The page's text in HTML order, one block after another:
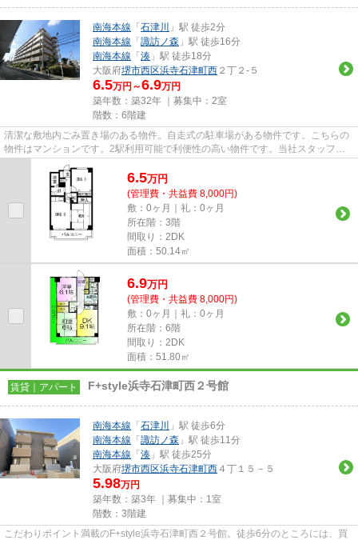
南海本線 「 石津川
」駅 徒歩2分
南海本線 「 諏訪ノ森 」駅 徒歩16分
南海本線 「 湊 」駅 徒歩18分
大阪府堺市西区浜寺石津町西 ２丁２-５
6.5万円～6.9万円
築年数：築32年 ｜募集中： 2室
階数：6階建
清潔な敷地内ごみ置き場のある物件。自走式の駐車場がある物件です。こちらの
物件はマンションです。2駅利用可能で利便性の高い物件です。当社スタッフが
地域の賃貸情報をご提供いたし...
6.5万円
(管理費・共益費 8,000円)
敷：0ヶ月｜礼：0ヶ月
所在階：3階
間取り：2DK
面積：50.14㎡
6.9万円
(管理費・共益費 8,000円)
敷：0ヶ月｜礼：0ヶ月
所在階：6階
間取り：2DK
面積：51.80㎡
賃貸｜アパート F+style浜寺石津町西２号館
南海本線 「 石津川
」駅 徒歩6分
南海本線 「 諏訪ノ森 」駅 徒歩11分
南海本線 「 湊 」駅 徒歩25分
大阪府堺市西区浜寺石津町西 ４丁１５－５
5.98万円
築年数：築3年 ｜募集中： 1室
階数：3階建
こだわりポイント満載のF+style浜寺石津町西２号館。徒歩6分のところには、買